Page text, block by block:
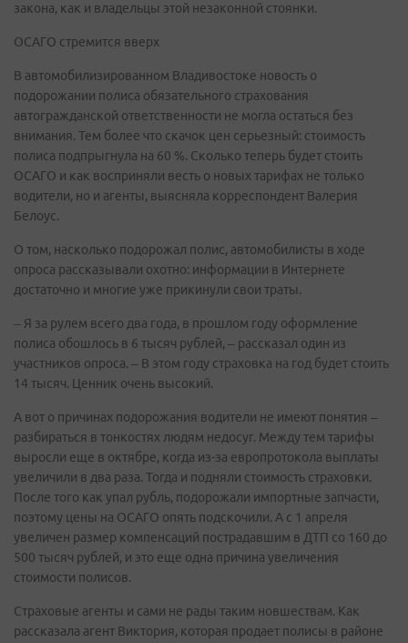
закона, как и владельцы этой незаконной стоянки.
ОСАГО стремится вверх
В автомобилизированном Владивостоке новость о
подорожании полиса обязательного страхования
автогражданской ответственности не могла остаться без
внимания. Тем более что скачок цен серьезный: стоимость
полиса подпрыгнула на 60 %. Сколько теперь будет стоить
ОСАГО и как восприняли весть о новых тарифах не только
водители, но и агенты, выясняла корреспондент Валерия
Белоус.
О том, насколько подорожал полис, автомобилисты в ходе
опроса рассказывали охотно: информации в Интернете
достаточно и многие уже прикинули свои траты.
– Я за рулем всего два года, в прошлом году оформление
полиса обошлось в 6 тысяч рублей, – рассказал один из
участников опроса. – В этом году страховка на год будет стоить
14 тысяч. Ценник очень высокий.
А вот о причинах подорожания водители не имеют понятия –
разбираться в тонкостях людям недосуг. Между тем тарифы
выросли еще в октябре, когда из-за европротокола выплаты
увеличили в два раза. Тогда и подняли стоимость страховки.
После того как упал рубль, подорожали импортные запчасти,
поэтому цены на ОСАГО опять подскочили. А с 1 апреля
увеличен размер компенсаций пострадавшим в ДТП со 160 до
500 тысяч рублей, и это еще одна причина увеличения
стоимости полисов.
Страховые агенты и сами не рады таким новшествам. Как
рассказала агент Виктория, которая продает полисы в районе